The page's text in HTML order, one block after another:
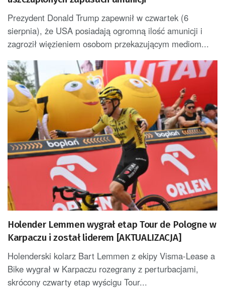
Prezydent Donald Trump zapewnił w czwartek (6
sierpnia), że USA posiadają ogromną ilość amunicji i
zagroził więzieniem osobom przekazującym mediom...
Holender Lemmen wygrał etap Tour de Pologne w
Karpaczu i został liderem [AKTUALIZACJA]
Holenderski kolarz Bart Lemmen z ekipy Visma-Lease a
Bike wygrał w Karpaczu rozegrany z perturbacjami,
skrócony czwarty etap wyścigu Tour...